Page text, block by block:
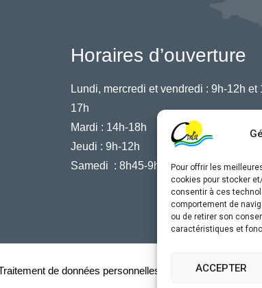
Pour offrir les
cookies pour stocker
consentir à ces
comportement de
ou de retirer son
caractéristiques et
ACCEPTER
Horaires d’ouverture
Lundi, mercredi et vendredi : 9h-12h et
17h
Mardi : 14h-18h
Jeudi : 9h-12h
Samedi : 8h45-9h45
de données personnelles Accessibilité